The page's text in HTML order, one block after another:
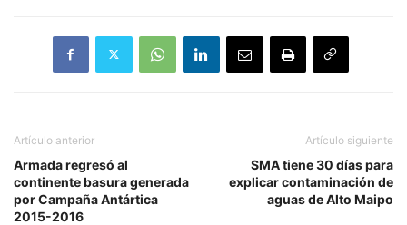
Artículo anterior
Armada regresó al
continente basura generada
por Campaña Antártica
2015-2016
Artículo siguiente
SMA tiene 30 días para
explicar contaminación de
aguas de Alto Maipo